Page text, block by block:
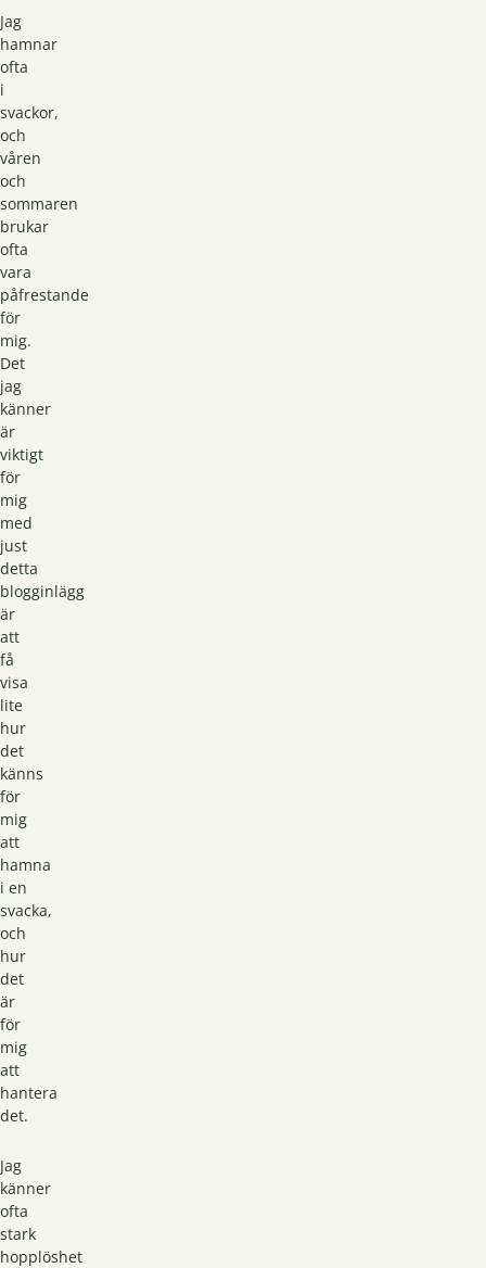
Jag
hamnar
ofta
i
svackor,
och
våren
och
sommaren
brukar
ofta
vara
påfrestande
för
mig.
Det
jag
känner
är
viktigt
för
mig
med
just
detta
blogginlägg
är
att
få
visa
lite
hur
det
känns
för
mig
att
hamna
i en
svacka,
och
hur
det
är
för
mig
att
hantera
det.
Jag
känner
ofta
stark
hopplöshet